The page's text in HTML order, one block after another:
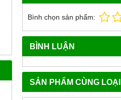
Bình chọn sản phẩm:
BÌNH LUẬN
SẢN PHẨM CÙNG LOẠI